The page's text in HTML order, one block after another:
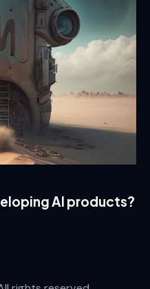
AI products?